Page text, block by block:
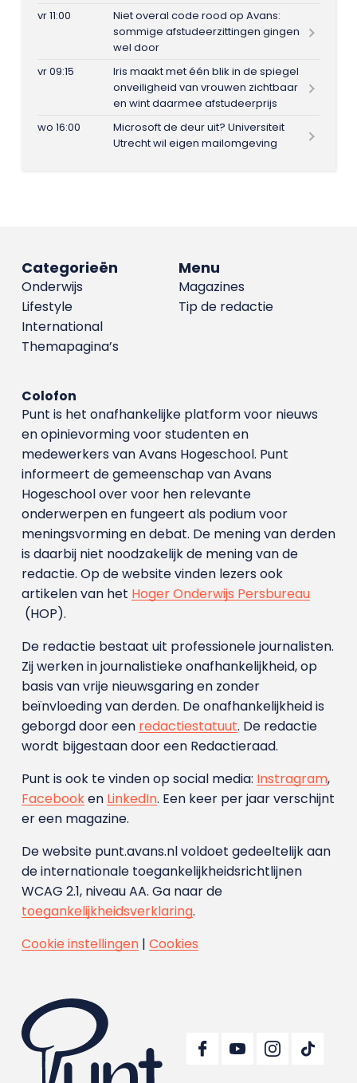
vr 11:00
Niet overal code rood op Avans:
sommige afstudeerzittingen gingen
wel door
vr 09:15
Iris maakt met één blik in de spiegel
onveiligheid van vrouwen zichtbaar
en wint daarmee afstudeerprijs
wo 16:00
Microsoft de deur uit? Universiteit
Utrecht wil eigen mailomgeving
Menu
Magazines
Tip de redactie
Categorieën
Onderwijs
Lifestyle
International
Themapagina’s
Colofon
Punt is het onafhankelijke platform voor nieuws
en opinievorming voor studenten en
medewerkers van Avans Hoge­school. Punt
informeert de gemeenschap van Avans
Hogeschool over voor hen relevante
onderwerpen en fungeert als podium voor
meningsvorming en debat. De mening van derden
is daarbij niet noodzakelijk de mening van de
redactie. Op de website vinden lezers ook
artikelen van het Hoger Onderwijs Persbureau
(HOP).
De redactie bestaat uit professionele journalisten.
Zij werken in journalistieke onafhankelijkheid, op
basis van vrije nieuwsgaring en zonder
beïnvloeding van derden. De onafhankelijkheid is
geborgd door een redactiestatuut. De redactie
wordt bijgestaan door een Redactieraad.
Punt is ook te vinden op social media: Instragram,
Facebooken LinkedIn. Een keer per jaar verschijnt
er een magazine.
De website punt.avans.nl voldoet gedeeltelijk aan
de internationale toegankelijkheidsrichtlijnen
WCAG 2.1, niveau AA. Ga naar de
toegankelijkheidsverklaring.
Cookie instellingen| Cookies